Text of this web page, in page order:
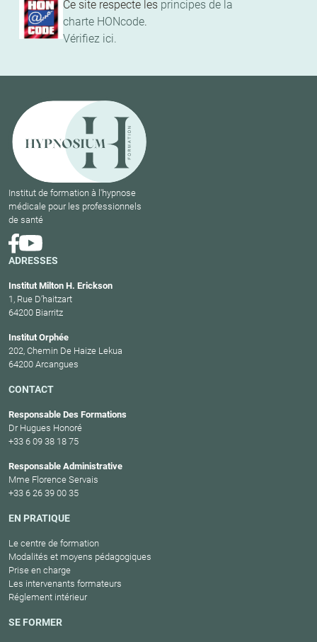
Ce site respecte les principes de la
charte HONcode.
Vérifiez ici.
Institut de formation à l'hypnose
médicale pour les professionnels
de santé
ADRESSES
Institut Milton H. Erickson
1, Rue D’haitzart
64200 Biarritz
Institut Orphée
202, Chemin De Haize Lekua
64200 Arcangues
CONTACT
Responsable Des Formations
Dr Hugues Honoré
+33 6 09 38 18 75
Responsable Administrative
Mme Florence Servais
+33 6 26 39 00 35
EN PRATIQUE
Le centre de formation
Modalités et moyens pédagogiques
Prise en charge
Les intervenants formateurs
Réglement intérieur
SE FORMER